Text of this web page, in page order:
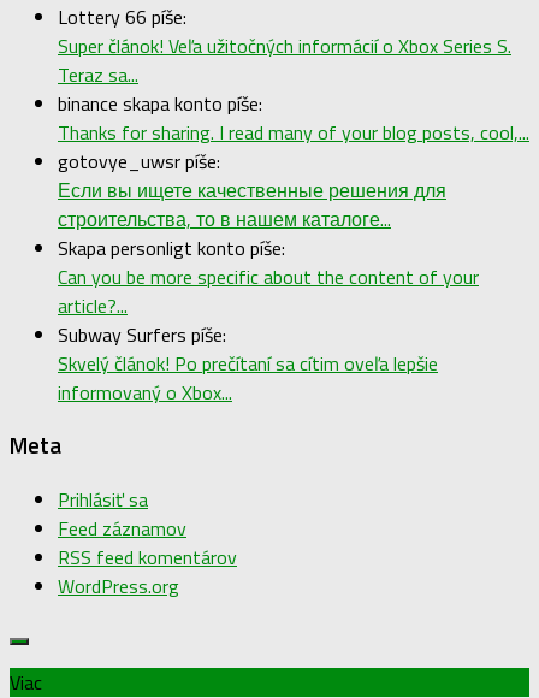
Lottery 66 píše:
Super článok! Veľa užitočných informácií o Xbox Series S.
Teraz sa...
binance skapa konto píše:
Thanks for sharing. I read many of your blog posts, cool,...
gotovye_uwsr píše:
Если вы ищете качественные решения для
строительства, то в нашем каталоге...
Skapa personligt konto píše:
Can you be more specific about the content of your
article?...
Subway Surfers píše:
Skvelý článok! Po prečítaní sa cítim oveľa lepšie
informovaný o Xbox...
Meta
Prihlásiť sa
Feed záznamov
RSS feed komentárov
WordPress.org
Viac